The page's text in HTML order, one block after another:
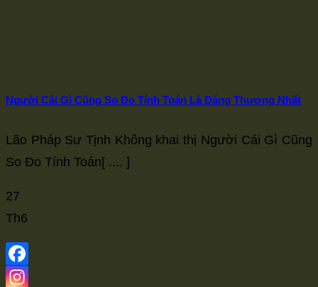
Người Cái Gì Cũng So Đo Tính Toán Là Đáng Thương Nhất
Lão Pháp Sư Tịnh Không khai thị Người Cái Gì Cũng
So Đo Tính Toán[ .... ]
27
Th6